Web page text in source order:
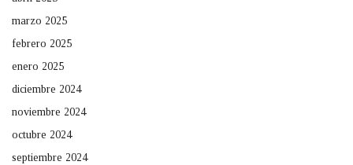
marzo 2025
febrero 2025
enero 2025
diciembre 2024
noviembre 2024
octubre 2024
septiembre 2024